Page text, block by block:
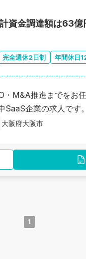
資金調達額は63
完全週休2日制 年間休日
M&A推進までをお
企業の求人です。
大阪府大阪市
1